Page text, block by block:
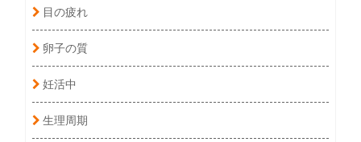
目の疲れ
卵子の質
妊活中
生理周期